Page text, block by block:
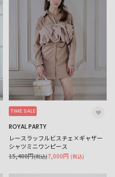
TIME SALE
ROYAL PARTY
レースラッフルビスチェ×ギャザー
シャツミニワンピース
7,000円 (税込)
15,400円(税込)